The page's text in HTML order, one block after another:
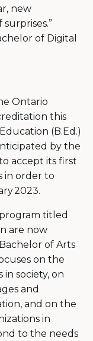
new
of Digital
Ontario
this
(B.Ed.)
by the
accept its first
in order to
2023.
titled
are now
of Arts
on the
society, on
and
and on the
in
to the needs